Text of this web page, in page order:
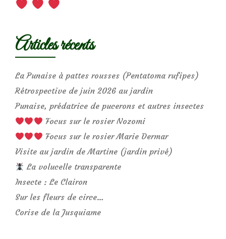
Articles récents
La Punaise à pattes rousses (Pentatoma rufipes)
Rétrospective de juin 2026 au jardin
Punaise, prédatrice de pucerons et autres insectes
Focus sur le rosier Nozomi
Focus sur le rosier Marie Dermar
Visite au jardin de Martine (jardin privé)
La volucelle transparente
Insecte : Le Clairon
Sur les fleurs de circe…
Corise de la Jusquiame